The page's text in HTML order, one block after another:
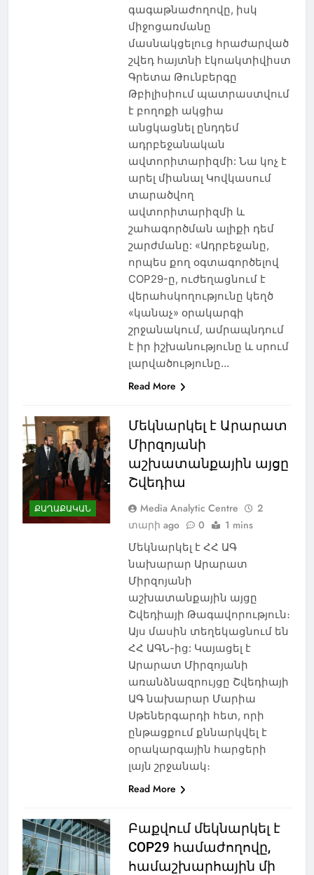
գագաթնաժողովը, իսկ
միջոցառմանը
մասնակցելուց հրաժարված
շվեդ հայտնի էկոակտիվիստ
Գրետա Թունբերգը
Թբիլիսիում պատրաստվում
է բողոքի ակցիա
անցկացնել ընդդեմ
ադրբեջանական
ավտորիտարիզմի: Նա կոչ է
արել միանալ Կովկասում
տարածվող
ավտորիտարիզմի և
շահագործման ալիքի դեմ
շարժմանը: «Ադրբեջանը,
որպես քող օգտագործելով
COP29-ը, ուժեղացնում է
վերահսկողությունը կեղծ
«կանաչ» օրակարգի
շրջանակում, ամրապնդում
է իր իշխանությունը և սրում
լարվածությունը…
Read More
ՔԱՂԱՔԱԿԱՆ
Մեկնարկել է Արարատ
Միրզոյանի
աշխատանքային այցը
Շվեդիա
Media Analytic Centre
2
տարի ago
0 1 mins
Մեկնարկել է ՀՀ ԱԳ
նախարար Արարատ
Միրզոյանի
աշխատանքային այցը
Շվեդիայի Թագավորություն։
Այս մասին տեղեկացնում են
ՀՀ ԱԳՆ-ից: Կայացել է
Արարատ Միրզոյանի
առանձնազրույցը Շվեդիայի
ԱԳ նախարար Մարիա
Սթեներգարդի հետ, որի
ընթացքում քննարկվել է
օրակարգային հարցերի
լայն շրջանակ։
Read More
Բաքվում մեկնարկել է
COP29 համաժողովը,
համաշխարհային մի